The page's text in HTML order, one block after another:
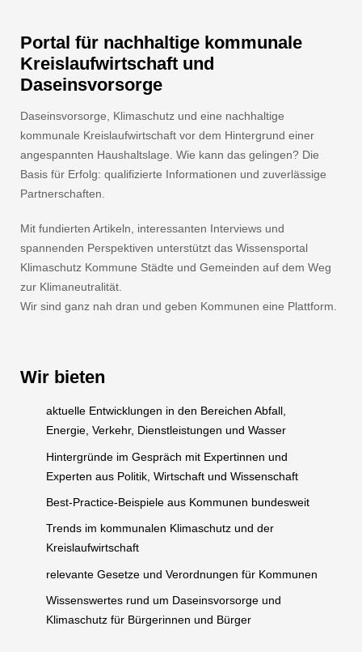
Portal für nachhaltige kommunale
Kreislaufwirtschaft und
Daseinsvorsorge
Daseinsvorsorge, Klimaschutz und eine nachhaltige
kommunale Kreislaufwirtschaft vor dem Hintergrund einer
angespannten Haushaltslage. Wie kann das gelingen? Die
Basis für Erfolg: qualifizierte Informationen und zuverlässige
Partnerschaften.
Mit fundierten Artikeln, interessanten Interviews und
spannenden Perspektiven unterstützt das Wissensportal
Klimaschutz Kommune Städte und Gemeinden auf dem Weg
zur Klimaneutralität.
Wir sind ganz nah dran und geben Kommunen eine Plattform.
Wir bieten
aktuelle Entwicklungen in den Bereichen Abfall,
Energie, Verkehr, Dienstleistungen und Wasser
Hintergründe im Gespräch mit Expertinnen und
Experten aus Politik, Wirtschaft und Wissenschaft
Best-Practice-Beispiele aus Kommunen bundesweit
Trends im kommunalen Klimaschutz und der
Kreislaufwirtschaft
relevante Gesetze und Verordnungen für Kommunen
Wissenswertes rund um Daseinsvorsorge und
Klimaschutz für Bürgerinnen und Bürger